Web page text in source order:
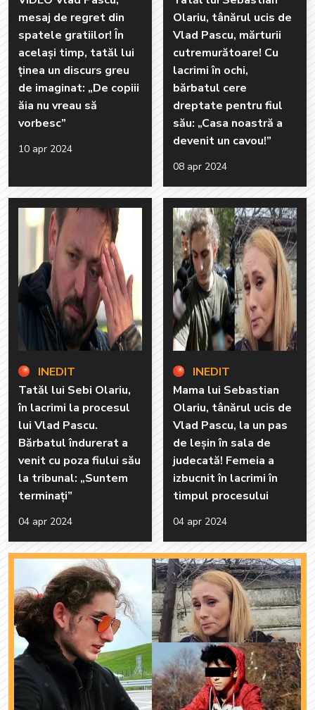
mesaj de regret din
spatele gratiilor! În
același timp, tatăl lui
ținea un discurs greu
de imaginat: „De copiii
ăia nu vreau să
vorbesc”
10 apr 2024
Olariu, tânărul ucis de
Vlad Pascu, mărturii
cutremurătoare! Cu
lacrimi în ochi,
bărbatul cere
dreptate pentru fiul
său: „Casa noastră a
devenit un cavou!”
08 apr 2024
INEDIT
Tatăl lui Sebi Olariu,
în lacrimi la procesul
lui Vlad Pascu.
Bărbatul îndurerat a
venit cu poza fiului său
la tribunal: „Suntem
terminaţi”
04 apr 2024
INEDIT
Mama lui Sebastian
Olariu, tânărul ucis de
Vlad Pascu, la un pas
de leșin în sala de
judecată! Femeia a
izbucnit în lacrimi în
timpul procesului
04 apr 2024